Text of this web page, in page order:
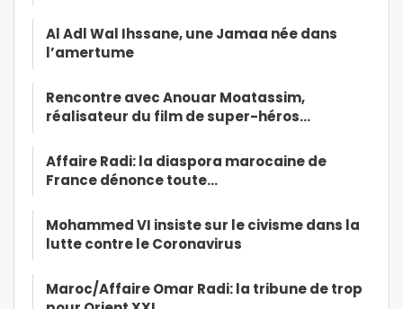
Al Adl Wal Ihssane, une Jamaa née dans
l’amertume
Rencontre avec Anouar Moatassim,
réalisateur du film de super-héros…
Affaire Radi: la diaspora marocaine de
France dénonce toute…
Mohammed VI insiste sur le civisme dans la
lutte contre le Coronavirus
Maroc/Affaire Omar Radi: la tribune de trop